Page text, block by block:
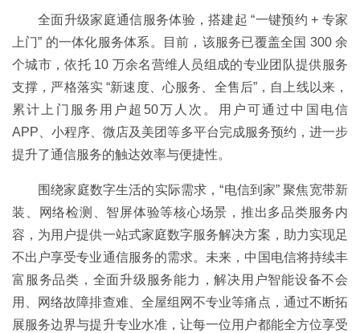
全面升级家庭通信服务体验，搭建起 “一键预约 + 专家
上门” 的一体化服务体系。目前，该服务已覆盖全国 300 余
个城市，依托 10 万余名营维人员组成的专业团队提供服务
支撑，严格落实 “新速度、心服务、全售后”，自上线以来，
累计上门服务用户超50万人次。用户可通过中国电信
APP、小程序、微店及美团等多平台完成服务预约，进一步
提升了通信服务的触达效率与便捷性。
围绕家庭数字生活的实际需求，“电信到家” 聚焦宽带新
装、网络检测、智屏体验等核心场景，推出多品类服务内
容，为用户提供一站式家庭数字服务解决方案，助力实现足
不出户享受专业通信服务的需求。未来，中国电信将持续丰
富服务品类，全面升级服务能力，解决用户智能设备不会
用、网络故障排查难、全屋组网不专业等痛点，通过不断拓
展服务边界与提升专业水准，让每一位用户都能全方位享受